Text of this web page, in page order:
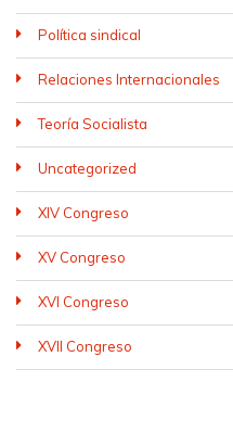
Política sindical
Relaciones Internacionales
Teoría Socialista
Uncategorized
XIV Congreso
XV Congreso
XVI Congreso
XVII Congreso